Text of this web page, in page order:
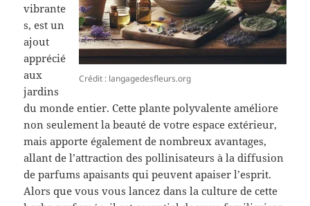
Crédit : langagedesfleurs.org
vibrante
s, est un
ajout
apprécié
aux
jardins
du monde entier. Cette plante polyvalente améliore
non seulement la beauté de votre espace extérieur,
mais apporte également de nombreux avantages,
allant de l’attraction des pollinisateurs à la diffusion
de parfums apaisants qui peuvent apaiser l’esprit.
Alors que vous vous lancez dans la culture de cette